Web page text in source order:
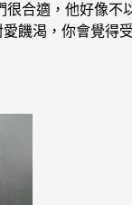
合適，他好像
饑渴，你會覺